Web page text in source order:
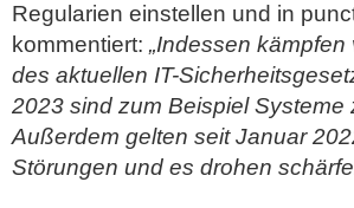
Regularien einstellen und in
kommentiert: „Indessen
des aktuellen IT-
2023 sind zum Beispiel
Außerdem gelten seit Januar
Störungen und es drohen